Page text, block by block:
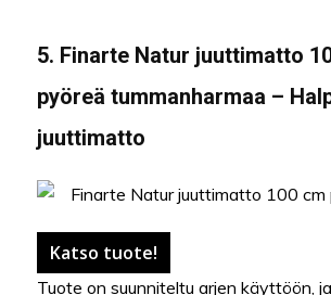
5. Finarte Natur juuttimatto
pyöreä tummanharmaa –
juuttimatto
Katso tuote!
Tuote on suunniteltu arjen käyttöön,